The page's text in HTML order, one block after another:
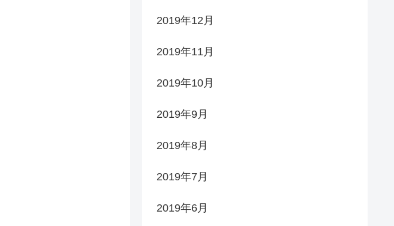
2019年12月
2019年11月
2019年10月
2019年9月
2019年8月
2019年7月
2019年6月